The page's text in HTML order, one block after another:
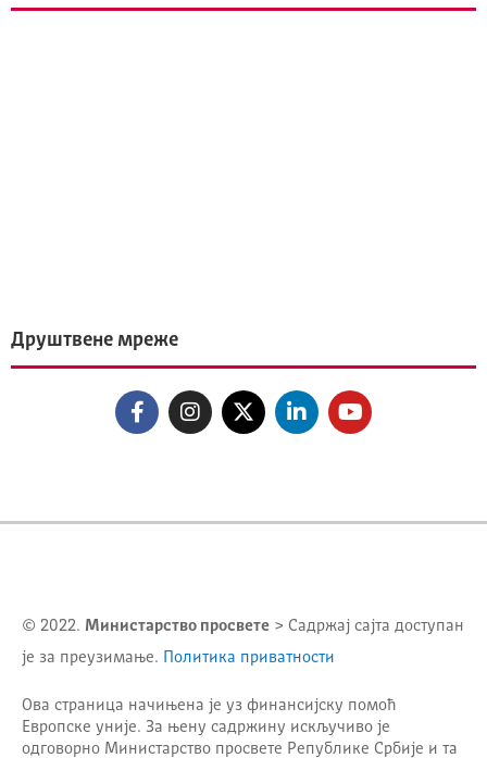
Друштвене мреже
© 2022. Министарство просвете > Садржај сајта доступан
је за преузимање.
Политика приватности
Ова страница начињена је уз финансијску помоћ
Европске уније. За њену садржину искључиво је
одговорно Министарство просвете Републике Србије и та